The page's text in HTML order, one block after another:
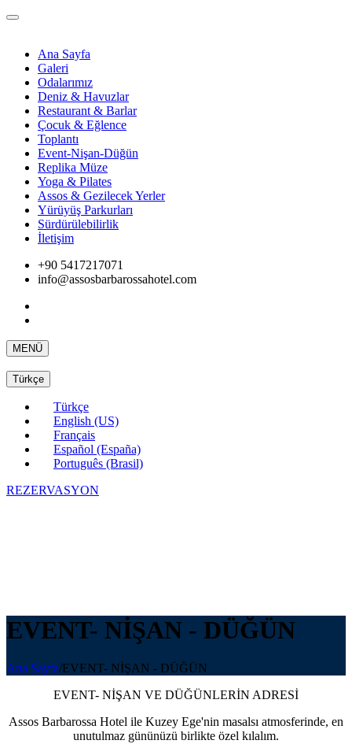
Ana Sayfa
Galeri
Odalarımız
Deniz & Havuzlar
Restaurant & Barlar
Çocuk & Eğlence
Toplantı
Event-Nişan-Düğün
Replika Müze
Yoga & Pilates
Assos & Gezilecek Yerler
Yürüyüş Parkurları
Sürdürülebilirlik
İletişim
+90 5417217071
info@assosbarbarossahotel.com
MENÜ
Türkçe
Türkçe
English (US)
Français
Español (España)
Português (Brasil)
REZERVASYON
EVENT- NİŞAN - DÜĞÜN
Ana Sayfa/EVENT- NİŞAN - DÜĞÜN
EVENT- NİŞAN VE DÜĞÜNLERİN ADRESİ
Assos Barbarossa Hotel ile Kuzey Ege'nin masalsı atmosferinde, en
unutulmaz gününüzü birlikte özel kılalım.